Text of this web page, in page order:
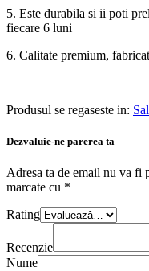
5. Este durabila si ii poti
fiecare 6 luni
6. Calitate premium,
Produsul se regaseste in:
Dezvaluie-ne parerea ta
Adresa ta de email nu va fi
marcate cu *
Rating
Recenzie
Nume